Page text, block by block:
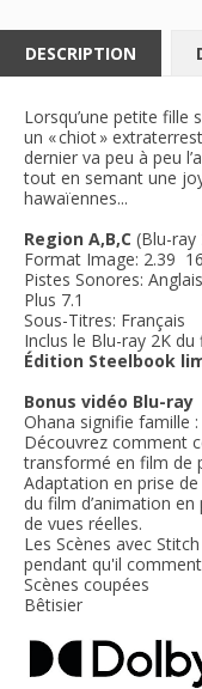
DESCRIPTION
Lorsqu’une petite fille
un « chiot »
dernier va peu à peu
tout en semant une
hawaïennes...
Region A,B,C (Blu-ray
Format Image: 2.39
Pistes Sonores:
Plus 7.1
Sous-Titres: Français
Inclus le Blu-ray 2K du
Édition Steelbook
Bonus vidéo Blu-ray
Ohana signifie famille
Découvrez comment
transformé en film de
Adaptation en prise
du film d’animation
de vues réelles.
Les Scènes avec
pendant qu'il
Scènes coupées
Bêtisier